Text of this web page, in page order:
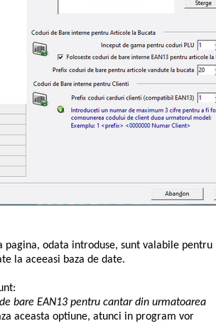
pagina, odata introduse, sunt valabile pentru
la aceeasi baza de date.
bare EAN13 pentru cantar din urmatoarea
aceasta optiune, atunci in program vor